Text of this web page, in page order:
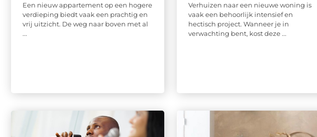
Een nieuw appartement op een hogere
verdieping biedt vaak een prachtig en
vrij uitzicht. De weg naar boven met al
...
Verhuizen naar een nieuwe woning is
vaak een behoorlijk intensief en
hectisch project. Wanneer je in
verwachting bent, kost deze ...